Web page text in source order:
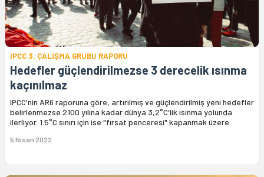
IPCC 3. ÇALIŞMA GRUBU RAPORU
Hedefler güçlendirilmezse 3 derecelik ısınma
kaçınılmaz
IPCC'nin AR6 raporuna göre, artırılmış ve güçlendirilmiş yeni hedefler
belirlenmezse 2100 yılına kadar dünya 3,2°C'lik ısınma yolunda
ilerliyor. 1.5°C sınırı için ise "fırsat penceresi" kapanmak üzere.
5 Nisan 2022